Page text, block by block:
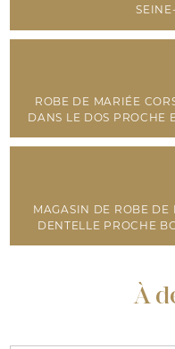
ROBE DE MARIÉE
DANS LE DOS PROCHE
MAGASIN DE ROBE DE
DENTELLE PROCHE
À